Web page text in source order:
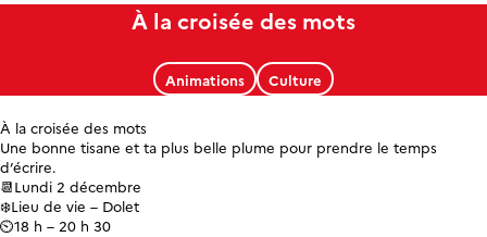
À la croisée des mots
Animations Culture
À la croisée des mots
Une bonne tisane et ta plus belle plume pour prendre le temps
d’écrire.
📆Lundi 2 décembre
❄️Lieu de vie – Dolet
⏲️18 h – 20 h 30